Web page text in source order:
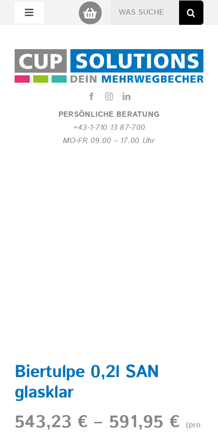
PERSÖNLICHE BERATUNG
+43-1-710 13 87-700
MO-FR 09.00 – 17.00 Uhr
Toggle
Miet Cup
Nachhaltigkeit
Suche
nach:
Biertulpe 0,2l SAN
glasklar
543,23 € – 591,95 € (pro